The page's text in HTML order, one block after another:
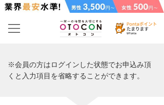
※会員の方はログインした状態でお申込み頂
くと入力項目を省略することができます。